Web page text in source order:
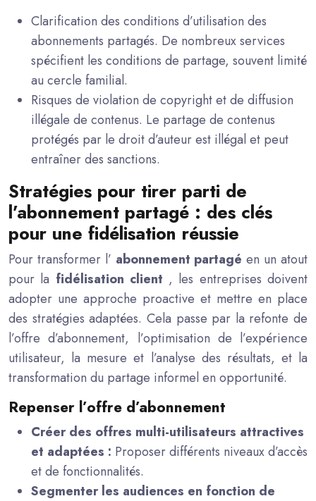
Clarification des conditions d’utilisation des
abonnements partagés. De nombreux services
spécifient les conditions de partage, souvent limité
au cercle familial.
Risques de violation de copyright et de diffusion
illégale de contenus. Le partage de contenus
protégés par le droit d’auteur est illégal et peut
entraîner des sanctions.
Stratégies pour tirer parti de
l’abonnement partagé : des clés
pour une fidélisation réussie
Pour transformer l’ abonnement partagéen un atout
pour la fidélisation client , les entreprises doivent
adopter une approche proactive et mettre en place
des stratégies adaptées. Cela passe par la refonte de
l’offre d’abonnement, l’optimisation de l’expérience
utilisateur, la mesure et l’analyse des résultats, et la
transformation du partage informel en opportunité.
Repenser l’offre d’abonnement
Créer des offres multi-utilisateurs attractives
et adaptées : Proposer différents niveaux d’accès
et de fonctionnalités.
Segmenter les audiences en fonction de